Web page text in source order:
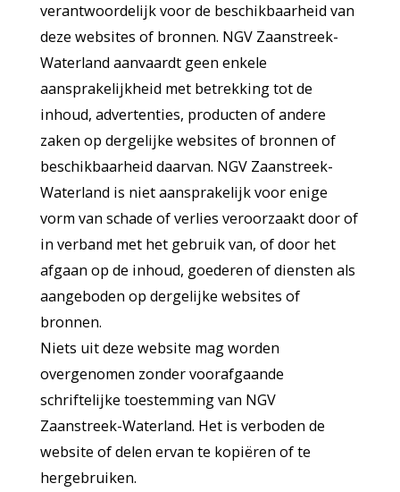
verantwoordelijk voor de beschikbaarheid van
deze websites of bronnen. NGV Zaanstreek-
Waterland aanvaardt geen enkele
aansprakelijkheid met betrekking tot de
inhoud, advertenties, producten of andere
zaken op dergelijke websites of bronnen of
beschikbaarheid daarvan. NGV Zaanstreek-
Waterland is niet aansprakelijk voor enige
vorm van schade of verlies veroorzaakt door of
in verband met het gebruik van, of door het
afgaan op de inhoud, goederen of diensten als
aangeboden op dergelijke websites of
bronnen.
Niets uit deze website mag worden
overgenomen zonder voorafgaande
schriftelijke toestemming van NGV
Zaanstreek-Waterland. Het is verboden de
website of delen ervan te kopiëren of te
hergebruiken.